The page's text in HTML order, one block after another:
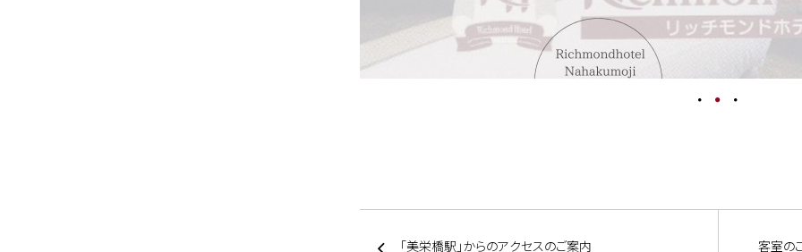
「美栄橋駅」からのアクセスのご案内 客室の